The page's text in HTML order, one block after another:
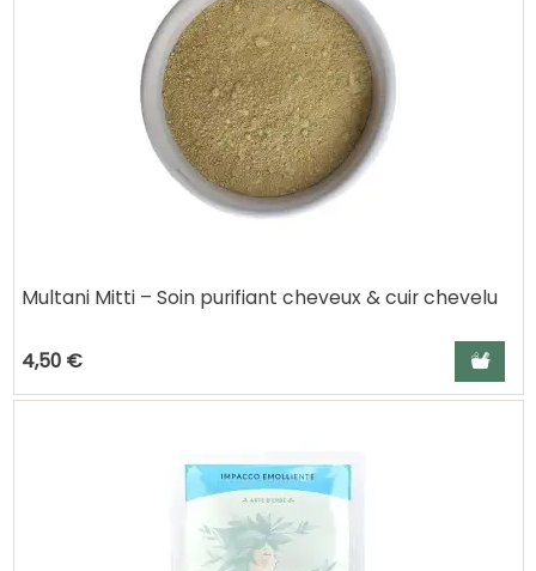
Multani Mitti – Soin purifiant cheveux & cuir chevelu
4,50 € Ajouter